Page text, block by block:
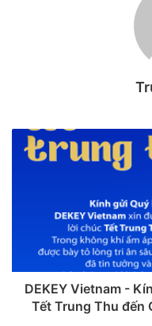
trên iPhone,
1. Center
Center Stage là tính
phát triển, với mục
chuyển, camera sẽ tự
sao cho bạn vẫn giữ vị
này đặc biệt hữu ích khi
quay mà vẫn muốn có
“lép vế” khi di chuyển.
DEKEY Vietnam -
Tết Trung Thu đến